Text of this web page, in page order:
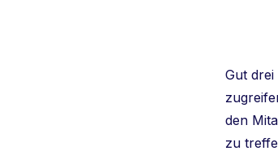
Gut
den
zu